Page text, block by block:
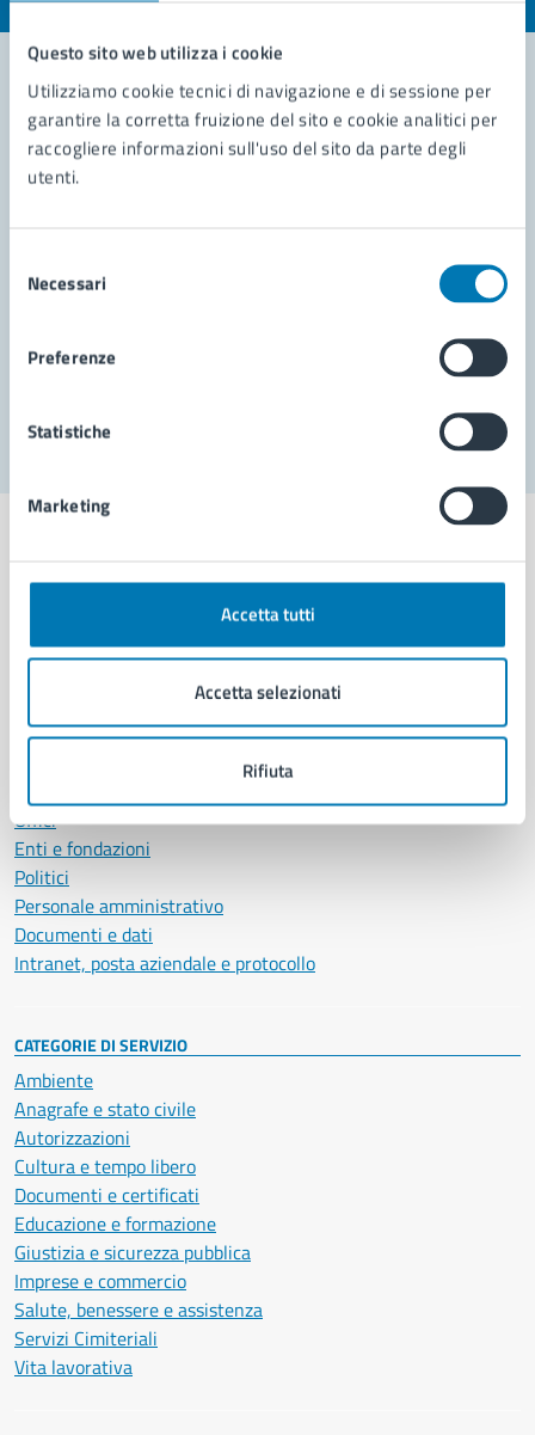
Questo sito web utilizza i cookie
Utilizziamo cookie tecnici di navigazione e di sessione per
garantire la corretta fruizione del sito e cookie analitici per
raccogliere informazioni sull'uso del sito da parte degli
utenti.
delNecessari
Preferenze
Statistiche
Marketing
Accetta tutti
Accetta selezionati
Rifiuta
Contatta il comune
Prenota appuntamento
Problemi in città
Comune di Napoli
Aree amministrative
Uffici
Enti e fondazioni
Politici
Personale amministrativo
Documenti e dati
Intranet, posta aziendale e protocollo
CATEGORIE DI SERVIZIO
Ambiente
Anagrafe e stato civile
Autorizzazioni
Cultura e tempo libero
Documenti e certificati
Educazione e formazione
Giustizia e sicurezza pubblica
Imprese e commercio
Salute, benessere e assistenza
Servizi Cimiteriali
Vita lavorativa